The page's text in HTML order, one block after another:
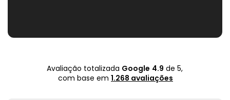
Avaliação totalizada Google 4.9 de 5,
com base em 1.268 avaliações